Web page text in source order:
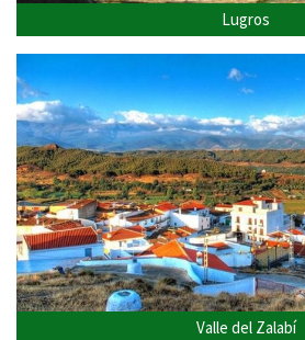
Lugros
Valle del Zalabí